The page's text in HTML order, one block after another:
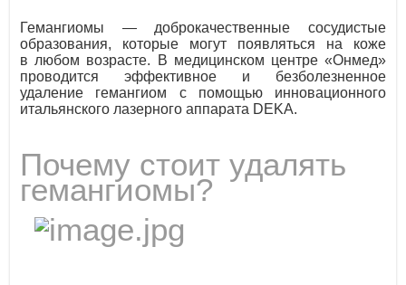
Гемангиомы — доброкачественные сосудистые
образования, которые могут появляться на коже
в любом возрасте. В медицинском центре «Онмед»
проводится эффективное и безболезненное
удаление гемангиом с помощью инновационного
итальянского лазерного аппарата DEKA.
Почему стоит удалять
гемангиомы?